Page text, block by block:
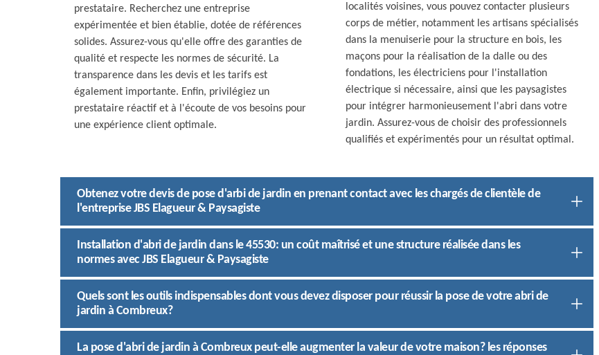
prestataire. Recherchez une entreprise
expérimentée et bien établie, dotée de références
solides. Assurez-vous qu'elle offre des garanties de
qualité et respecte les normes de sécurité. La
transparence dans les devis et les tarifs est
également importante. Enfin, privilégiez un
prestataire réactif et à l'écoute de vos besoins pour
une expérience client optimale.
localités voisines, vous pouvez contacter plusieurs
corps de métier, notamment les artisans spécialisés
dans la menuiserie pour la structure en bois, les
maçons pour la réalisation de la dalle ou des
fondations, les électriciens pour l'installation
électrique si nécessaire, ainsi que les paysagistes
pour intégrer harmonieusement l'abri dans votre
jardin. Assurez-vous de choisir des professionnels
qualifiés et expérimentés pour un résultat optimal.
Obtenez votre devis de pose d'arbi de jardin en prenant contact avec les chargés de clientèle de
l'entreprise JBS Elagueur & Paysagiste
Installation d'abri de jardin dans le 45530: un coût maîtrisé et une structure réalisée dans les
normes avec JBS Elagueur & Paysagiste
Quels sont les outils indispensables dont vous devez disposer pour réussir la pose de votre abri de
jardin à Combreux?
La pose d'abri de jardin à Combreux peut-elle augmenter la valeur de votre maison? les réponses